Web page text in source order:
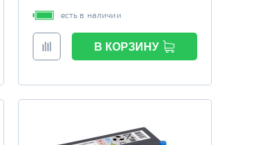
есть в наличии
В КОРЗИНУ